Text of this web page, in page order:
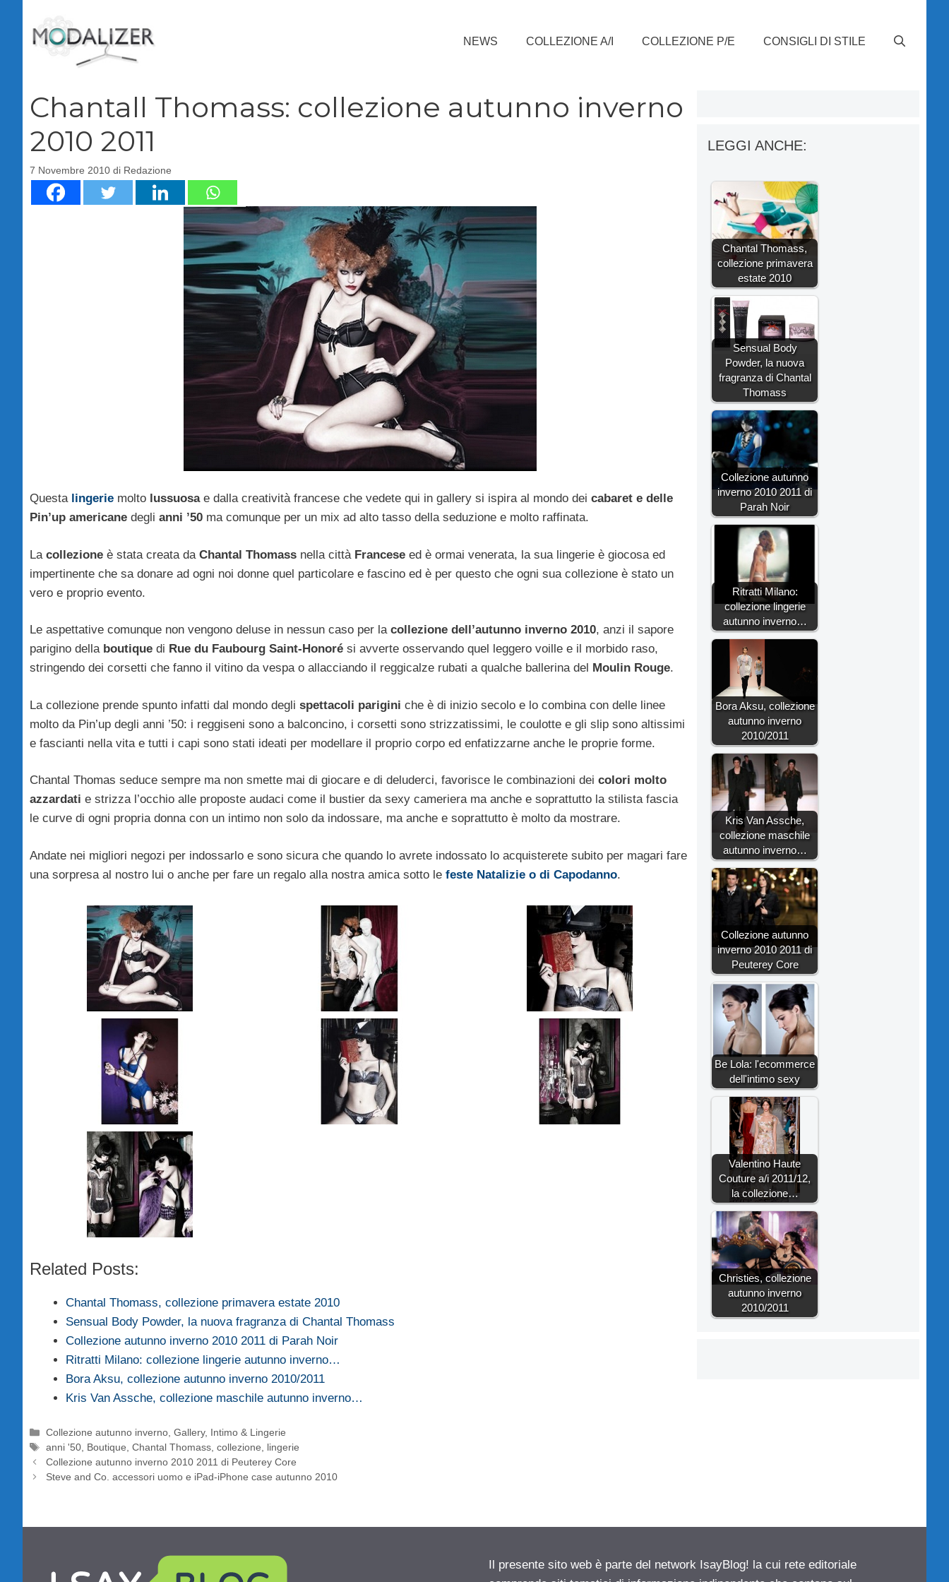
contenuto
NEWS COLLEZIONE A/I COLLEZIONE P/E CONSIGLI DI STILE
Chantall Thomass: collezione autunno inverno
2010 2011
7 Novembre 2010 di Redazione
Questa lingerie molto lussuosae dalla creatività francese che vedete qui in gallery si ispira al mondo dei cabaret e delle
Pin’up americane degli anni ’50 ma comunque per un mix ad alto tasso della seduzione e molto raffinata.
La collezione è stata creata da Chantal Thomass nella città Francese ed è ormai venerata, la sua lingerie è giocosa ed
impertinente che sa donare ad ogni noi donne quel particolare e fascino ed è per questo che ogni sua collezione è stato un
vero e proprio evento.
Le aspettative comunque non vengono deluse in nessun caso per lacollezione dell’autunno inverno 2010, anzi il sapore
parigino della boutique di Rue du Faubourg Saint-Honoré si avverte osservando quel leggero voille e il morbido raso,
stringendo dei corsetti che fanno il vitino da vespa o allacciando il reggicalze rubati a qualche ballerina del
Moulin Rouge.
La collezione prende spunto infatti dal mondo degli spettacoli parigini che è di inizio secolo e lo combina con delle linee
molto da Pin’up degli anni ’50: i reggiseni sono a balconcino, i corsetti sono strizzatissimi, le coulotte e gli slip sono altissimi
e fascianti nella vita e tutti i capi sono stati ideati per modellare il proprio corpo ed enfatizzarne anche le proprie forme.
Chantal Thomas seduce sempre ma non smette mai di giocare e di deluderci, favorisce le combinazioni dei colori molto
azzardati e strizza l’occhio alle proposte audaci come il bustier da sexy cameriera ma anche e soprattutto la stilista fascia
le curve di ogni propria donna con un intimo non solo da indossare, ma anche e soprattutto è molto da mostrare.
Andate nei migliori negozi per indossarlo e sono sicura che quando lo avrete indossato lo acquisterete subito per magari fare
una sorpresa al nostro lui o anche per fare un regalo alla nostra amica sotto le feste Natalizie o di Capodanno.
Related Posts:
Chantal Thomass, collezione primavera estate 2010
Sensual Body Powder, la nuova fragranza di Chantal Thomass
Collezione autunno inverno 2010 2011 di Parah Noir
Ritratti Milano: collezione lingerie autunno inverno…
Bora Aksu, collezione autunno inverno 2010/2011
Kris Van Assche, collezione maschile autunno inverno…
Categorie
Collezione autunno inverno,Gallery, Intimo & Lingerie
Tag
anni '50, Boutique,Chantal Thomass,collezione, lingerie
Collezione autunno inverno 2010 2011 di Peuterey Core
Steve and Co. accessori uomo e iPad-iPhone case autunno 2010
LEGGI ANCHE:
Chantal Thomass,
collezione primavera
estate 2010
Sensual Body
Powder, la nuova
fragranza di Chantal
Thomass
Collezione autunno
inverno 2010 2011 di
Parah Noir
Ritratti Milano:
collezione lingerie
autunno inverno…
Bora Aksu, collezione
autunno inverno
2010/2011
Kris Van Assche,
collezione maschile
autunno inverno…
Collezione autunno
inverno 2010 2011 di
Peuterey Core
Be Lola: l'ecommerce
dell'intimo sexy
Valentino Haute
Couture a/i 2011/12,
la collezione…
Christies, collezione
autunno inverno
2010/2011
Il presente sito web è parte del network IsayBlog! la cui rete editoriale